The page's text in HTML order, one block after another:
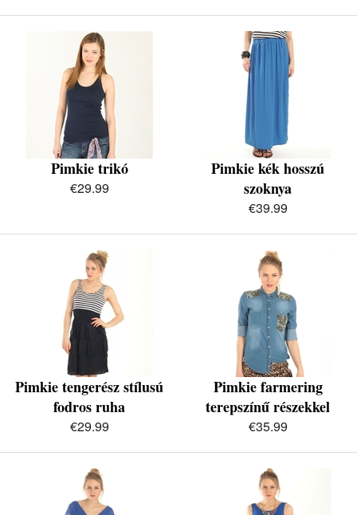
Pimkie trikó
€29.99
Pimkie kék hosszú
szoknya
€39.99
Pimkie tengerész stílusú
fodros ruha
€29.99
Pimkie farmering
terepszínű részekkel
€35.99